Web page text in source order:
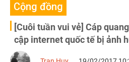
Cộng đồng
[Cuôi tuần vui vẻ] Cáp
cập internet quốc tế bị ảnh